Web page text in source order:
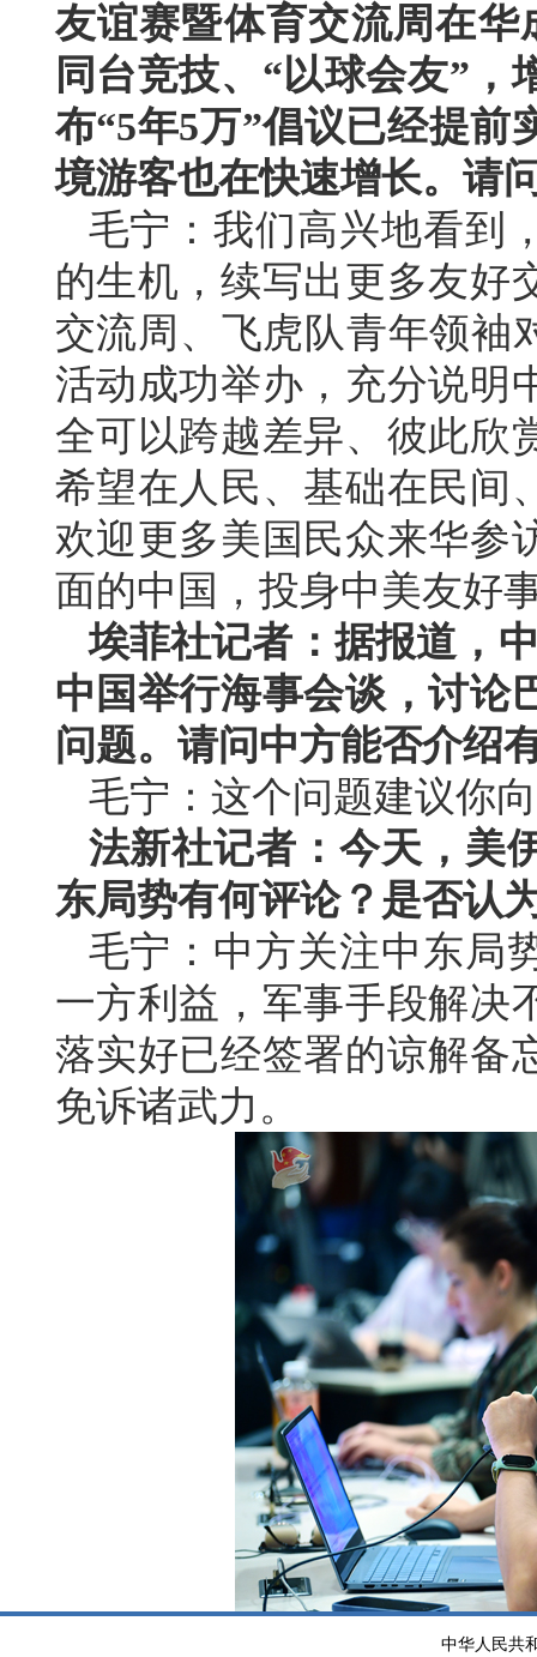
友谊赛暨体育交流周在
同台竞技、“以球会友”
布“5年5万”倡议已经提前
境游客也在快速增长。请
毛宁：我们高兴地看到
的生机，续写出更多友好
交流周、飞虎队青年领袖
活动成功举办，充分说明
全可以跨越差异、彼此欣
希望在人民、基础在民间
欢迎更多美国民众来华参
面的中国，投身中美友好
埃菲社记者：据报道，
中国举行海事会谈，讨论
问题。请问中方能否介绍
毛宁：这个问题建议你
法新社记者：今天，美
东局势有何评论？是否认
毛宁：中方关注中东局
一方利益，军事手段解决
落实好已经签署的谅解备
免诉诸武力。
中华人民共